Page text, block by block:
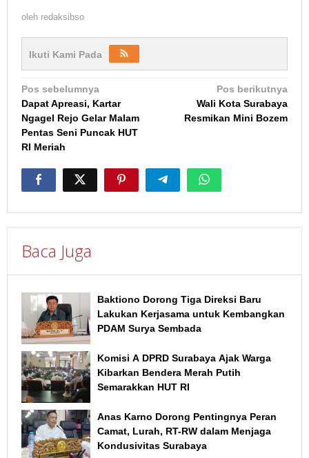
oleh redaksibso
Ikuti Kami Pada
Navigasi
pos
Pos sebelumnya
Dapat Apreasi, Kartar
Ngagel Rejo Gelar Malam
Pentas Seni Puncak HUT
RI Meriah
Pos berikutnya
Wali Kota Surabaya
Resmikan Mini Bozem
Baca Juga
Baktiono Dorong Tiga Direksi Baru
Lakukan Kerjasama untuk Kembangkan
PDAM Surya Sembada
Komisi A DPRD Surabaya Ajak Warga
Kibarkan Bendera Merah Putih
Semarakkan HUT RI
Anas Karno Dorong Pentingnya Peran
Camat, Lurah, RT-RW dalam Menjaga
Kondusivitas Surabaya